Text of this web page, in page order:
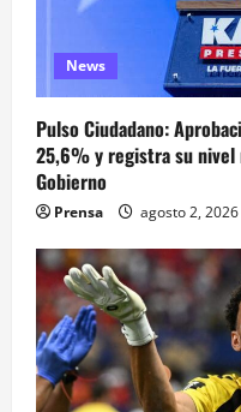
News
Pulso Ciudadano:
25,6% y registra su nivel
Gobierno
Prensa agosto 2, 2026